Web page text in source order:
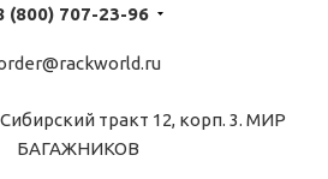
(800) 707-23-96
тракт 12, корп. 3. МИР
БАГАЖНИКОВ